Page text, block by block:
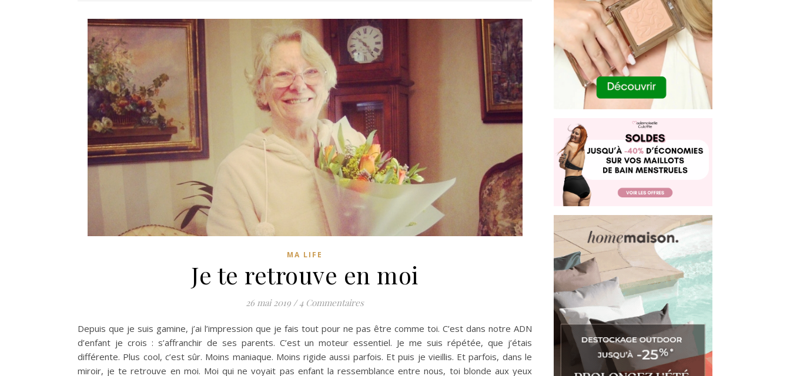
MA LIFE
Je te retrouve en moi
26 mai 2019 / 4 Commentaires
Depuis que je suis gamine, j’ai l’impression que je fais tout pour ne pas être comme toi. C’est dans notre ADN
d’enfant je crois : s’affranchir de ses parents. C’est un moteur essentiel. Je me suis répétée, que j’étais
différente. Plus cool, c’est sûr. Moins maniaque. Moins rigide aussi parfois. Et puis je vieillis. Et parfois, dans le
miroir, je te retrouve en moi. Moi qui ne voyait pas enfant la ressemblance entre nous, toi blonde aux yeux